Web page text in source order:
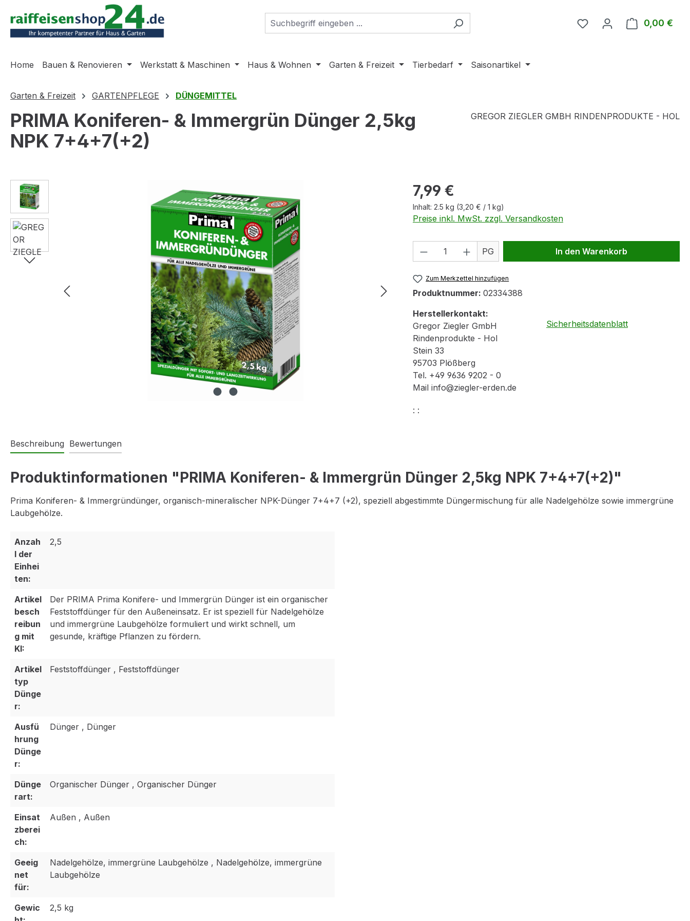
Hauptinhalt springen
Zur Suche springen
Zur Hauptnavigation springen
0,00 €
Home Bauen & Renovieren Werkstatt & Maschinen Haus & Wohnen Garten & Freizeit Tierbedarf Saisonartikel
Garten & Freizeit GARTENPFLEGE DÜNGEMITTEL
PRIMA Koniferen- & Immergrün Dünger 2,5kg
NPK 7+4+7(+2)
GREGOR ZIEGLER GMBH RINDENPRODUKTE - HOL
Bildergalerie überspringen Regulärer Preis:
7,99 €
Inhalt: 2.5 kg (3,20 € / 1 kg)
Preise inkl. MwSt. zzgl. Versandkosten
Produkt Anzahl: Gib den gewünschten Wert
PG In den Warenkorb
Zum Merkzettel hinzufügen
Produktnummer: 02334388
Herstellerkontakt:
Gregor Ziegler GmbH
Rindenprodukte - Hol
Stein 33
95703 Plößberg
Tel. +49 9636 9202 - 0
Mail info@ziegler-erden.de
Sicherheitsdatenblatt
: :
Beschreibung Bewertungen
Produktinformationen "PRIMA Koniferen- & Immergrün Dünger 2,5kg NPK 7+4+7(+2)"
Prima Koniferen- & Immergründünger, organisch-mineralischer NPK-Dünger 7+4+7 (+2), speziell abgestimmte Düngermischung für alle Nadelgehölze sowie immergrüne
Laubgehölze.
Anzah
l der
Einhei
ten:
2,5
Artikel
besch
reibun
g mit
KI:
Der PRIMA Prima Konifere- und Immergrün Dünger ist ein organischer
Feststoffdünger für den Außeneinsatz. Er ist speziell für Nadelgehölze
und immergrüne Laubgehölze formuliert und wirkt schnell, um
gesunde, kräftige Pflanzen zu fördern.
Artikel
typ
Dünge
r:
Feststoffdünger , Feststoffdünger
Ausfü
hrung
Dünge
r:
Dünger , Dünger
Dünge
rart:
Organischer Dünger , Organischer Dünger
Einsat
zberei
ch:
Außen , Außen
Geeig
net
für:
Nadelgehölze, immergrüne Laubgehölze , Nadelgehölze, immergrüne
Laubgehölze
Gewic
2,5 kg